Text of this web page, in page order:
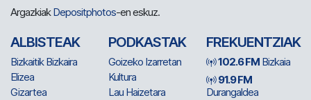
ArgazkiakDepositphotos-en eskuz.
ALBISTEAK
Bizkaitik Bizkaira
Elizea
Gizartea
PODKASTAK
Goizeko Izarretan
Kultura
Lau Haizetara
FREKUENTZIAK
102.6 FM Bizkaia
91.9 FM
Durangaldea